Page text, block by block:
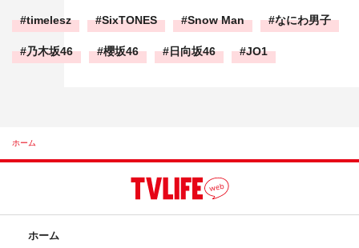
timelesz SixTONES Snow Man なにわ男子
乃木坂46 櫻坂46 日向坂46 JO1
ホーム
ホーム